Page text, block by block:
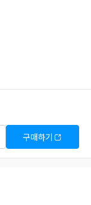
구매하기